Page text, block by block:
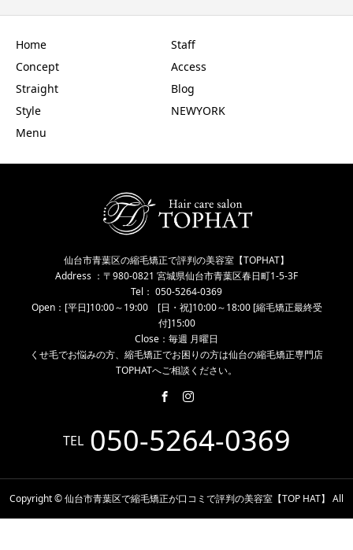
Home
Concept
Straight
Style
Menu
Staff
Access
Blog
NEWYORK
仙台市青葉区の縮毛矯正で評判の美容室【TOPHAT】
Address ：〒980-0821 宮城県仙台市青葉区春日町1-5-3F
Tel： 050-5264-0369
Open：[平日]10:00～19:00 [日・祝]10:00～18:00 [縮毛矯正最終受
付]15:00
Close：毎週 月曜日
くせ毛でお悩みの方、縮毛矯正でお困りの方は仙台の縮毛矯正専門店
TOPHATへご相談ください。
TEL 050-5264-0369
Copyright © 仙台市青葉区で縮毛矯正が口コミで評判の美容室【TOP HAT】 All